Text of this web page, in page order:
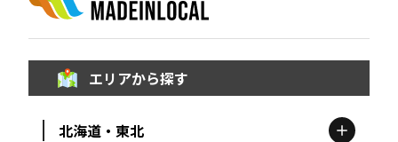
エリアから探す
北海道・東北